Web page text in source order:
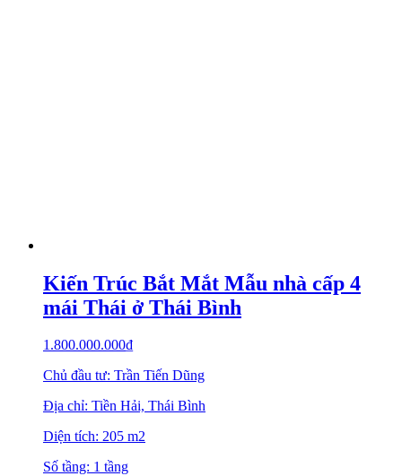
Kiến Trúc Bắt Mắt Mẫu nhà cấp 4
mái Thái ở Thái Bình
1.800.000.000₫
Chủ đầu tư: Trần Tiến Dũng
Địa chỉ: Tiền Hải, Thái Bình
Diện tích: 205 m2
Số tầng: 1 tầng